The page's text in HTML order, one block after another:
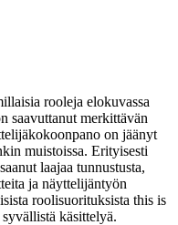
rooleja elokuvassa
saavuttanut merkittävän
on jäänyt
muistoissa. Erityisesti
laajaa tunnustusta,
ja näyttelijäntyön
roolisuorituksista this is
käsittelyä.